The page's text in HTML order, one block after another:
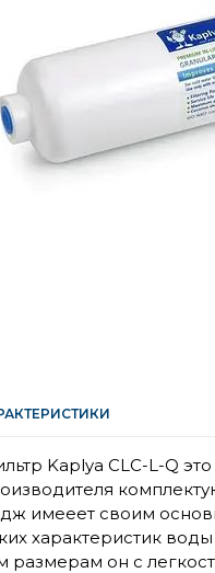
Kaplya CLC-L-Q
имееет своим
характеристик
размерам он с